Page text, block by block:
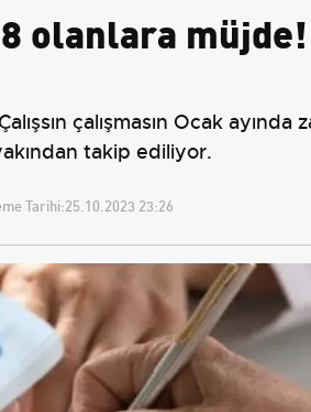
olanlara
çalışmasın Ocak ayında
takip ediliyor.
Tarihi:25.10.2023 23:26